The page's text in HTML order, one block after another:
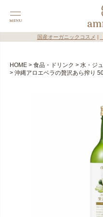
国産オーガニックコスメ
HOME 食品・ドリンク
水・ジ
沖縄アロエベラの贅沢あら搾り